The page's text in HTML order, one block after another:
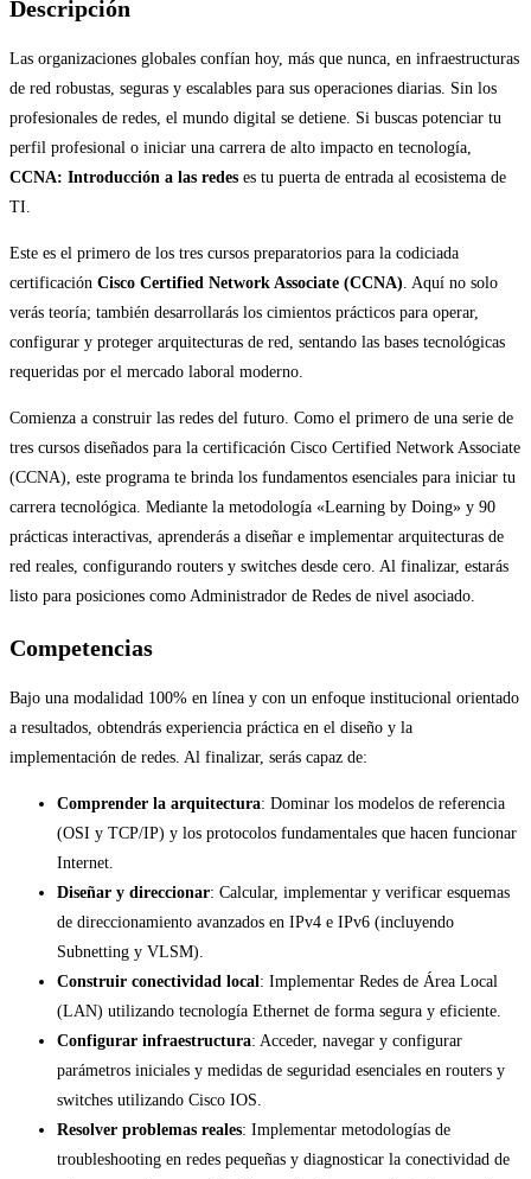
Descripción
Las organizaciones globales confían hoy, más que nunca, en infraestructuras
de red robustas, seguras y escalables para sus operaciones diarias. Sin los
profesionales de redes, el mundo digital se detiene. Si buscas potenciar tu
perfil profesional o iniciar una carrera de alto impacto en tecnología,
CCNA: Introducción a las redes es tu puerta de entrada al ecosistema de
TI.
Este es el primero de los tres cursos preparatorios para la codiciada
certificación Cisco Certified Network Associate (CCNA). Aquí no solo
verás teoría; también desarrollarás los cimientos prácticos para operar,
configurar y proteger arquitecturas de red, sentando las bases tecnológicas
requeridas por el mercado laboral moderno.
Comienza a construir las redes del futuro. Como el primero de una serie de
tres cursos diseñados para la certificación Cisco Certified Network Associate
(CCNA), este programa te brinda los fundamentos esenciales para iniciar tu
carrera tecnológica. Mediante la metodología «Learning by Doing» y 90
prácticas interactivas, aprenderás a diseñar e implementar arquitecturas de
red reales, configurando routers y switches desde cero. Al finalizar, estarás
listo para posiciones como Administrador de Redes de nivel asociado.
Competencias
Bajo una modalidad 100% en línea y con un enfoque institucional orientado
a resultados, obtendrás experiencia práctica en el diseño y la
implementación de redes. Al finalizar, serás capaz de:
Comprender la arquitectura: Dominar los modelos de referencia
(OSI y TCP/IP) y los protocolos fundamentales que hacen funcionar
Internet.
Diseñar y direccionar: Calcular, implementar y verificar esquemas
de direccionamiento avanzados en IPv4 e IPv6 (incluyendo
Subnetting y VLSM).
Construir conectividad local: Implementar Redes de Área Local
(LAN) utilizando tecnología Ethernet de forma segura y eficiente.
Configurar infraestructura: Acceder, navegar y configurar
parámetros iniciales y medidas de seguridad esenciales en routers y
switches utilizando Cisco IOS.
Resolver problemas reales: Implementar metodologías de
troubleshooting en redes pequeñas y diagnosticar la conectividad de